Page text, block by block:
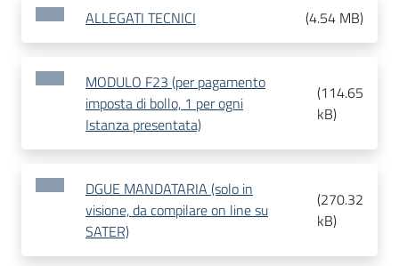
ALLEGATI TECNICI (4.54 MB)
MODULO F23 (per pagamento
imposta di bollo, 1 per ogni
Istanza presentata)
(114.65
kB)
DGUE MANDATARIA (solo in
visione, da compilare on line su
SATER)
(270.32
kB)